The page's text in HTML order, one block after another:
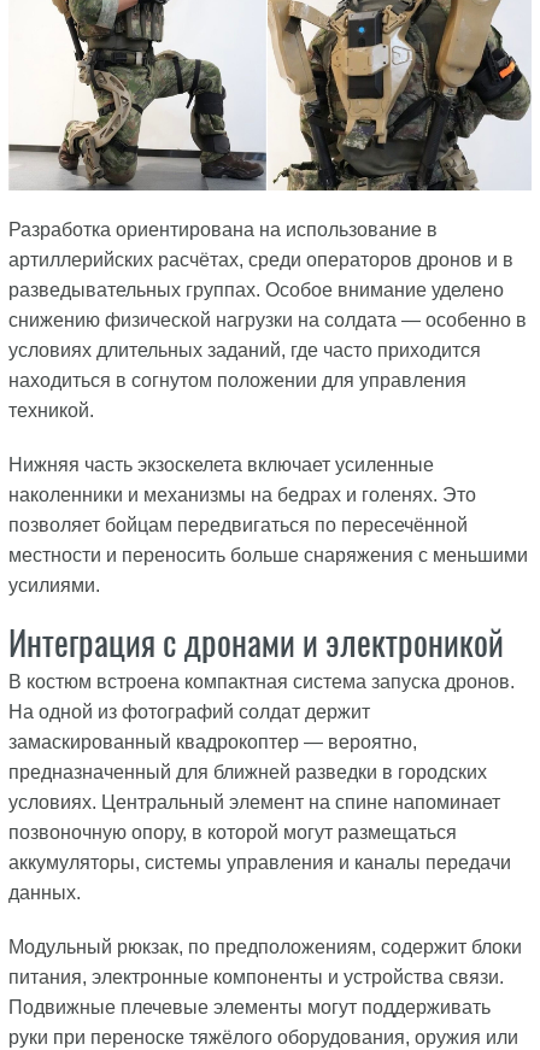
Разработка ориентирована на использование в
артиллерийских расчётах, среди операторов дронов и в
разведывательных группах. Особое внимание уделено
снижению физической нагрузки на солдата — особенно в
условиях длительных заданий, где часто приходится
находиться в согнутом положении для управления
техникой.
Нижняя часть экзоскелета включает усиленные
наколенники и механизмы на бедрах и голенях. Это
позволяет бойцам передвигаться по пересечённой
местности и переносить больше снаряжения с меньшими
усилиями.
Интеграция с дронами и электроникой
В костюм встроена компактная система запуска дронов.
На одной из фотографий солдат держит
замаскированный квадрокоптер — вероятно,
предназначенный для ближней разведки в городских
условиях. Центральный элемент на спине напоминает
позвоночную опору, в которой могут размещаться
аккумуляторы, системы управления и каналы передачи
данных.
Модульный рюкзак, по предположениям, содержит блоки
питания, электронные компоненты и устройства связи.
Подвижные плечевые элементы могут поддерживать
руки при переноске тяжёлого оборудования, оружия или